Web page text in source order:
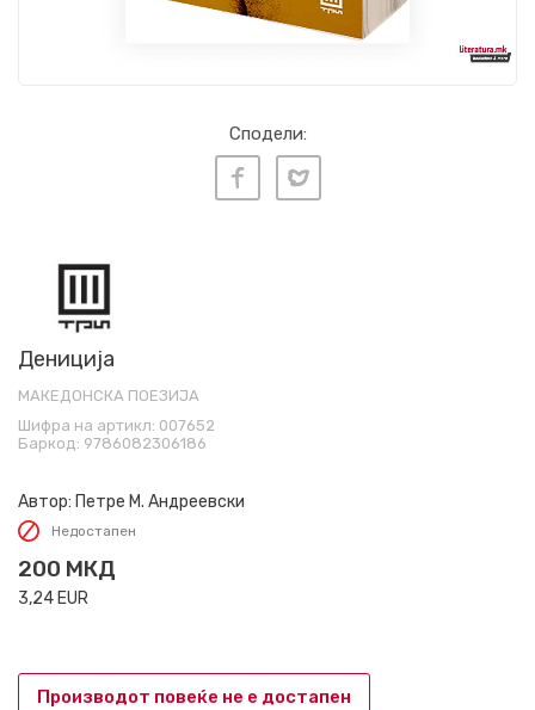
Сподели:
Дениција
МАКЕДОНСКА ПОЕЗИЈА
Шифра на артикл: 007652
Баркод: 9786082306186
Автор: Петре М. Андреевски
Недостапен
200 МКД
3,24EUR
Производот повеќе не е достапен